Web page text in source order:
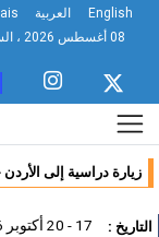
English العربية
زيارة دراسية إلى الأردن
: 17 - 20 أكتوبر 2016